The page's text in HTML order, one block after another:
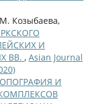
Козыбаева,
И
ВВ. , Asian Journal
И